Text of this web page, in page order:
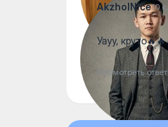
AkzholNice10
Уауу,
Посмотреть